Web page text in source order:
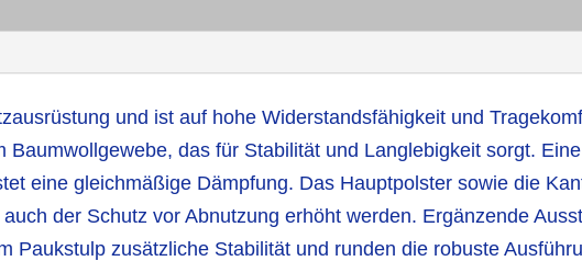
und ist auf hohe Widerstandsfähigkeit und
das für Stabilität und Langlebigkeit sorgt.
eine gleichmäßige Dämpfung. Das Hauptpolster sowie die
der Schutz vor Abnutzung erhöht werden. Ergänzende
Paukstulp zusätzliche Stabilität und runden die robuste